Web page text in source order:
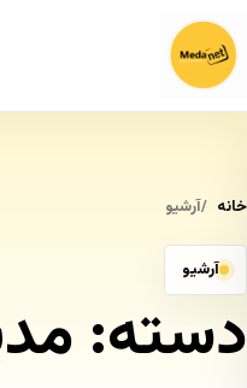
خانه آرشیو
آرشیو
دسته: